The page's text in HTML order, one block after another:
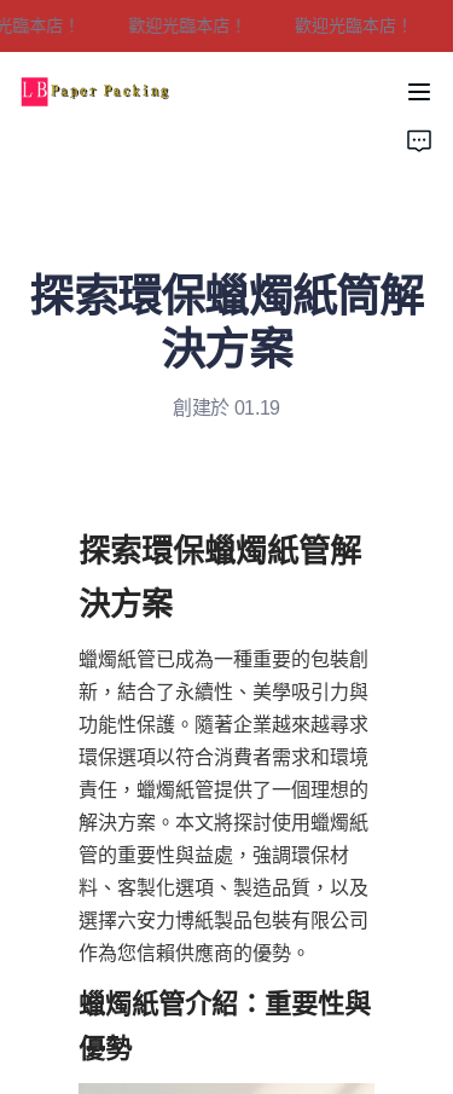
本店！ 歡迎光臨本店！ 歡迎光臨本店！
歡迎光臨本店！
探索環保蠟燭紙筒解
決方案
創建於 01.19
探索環保蠟燭紙管解
蠟燭紙管已成為一種重要的包裝創
新，結合了永續性、美學吸引力與
功能性保護。隨著企業越來越尋求
環保選項以符合消費者需求和環境
責任，蠟燭紙管提供了一個理想的
解決方案。本文將探討使用蠟燭紙
管的重要性與益處，強調環保材
料、客製化選項、製造品質，以及
選擇六安力博紙製品包裝有限公司
作為您信賴供應商的優勢。
蠟燭紙管介紹：重要性與
家
聯繫我們